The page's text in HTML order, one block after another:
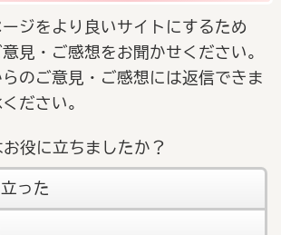
ジをより良いサイトにするため
見・ご感想をお聞かせください。
のご意見・ご感想には返信できま
ださい。
役に立ちましたか？
った